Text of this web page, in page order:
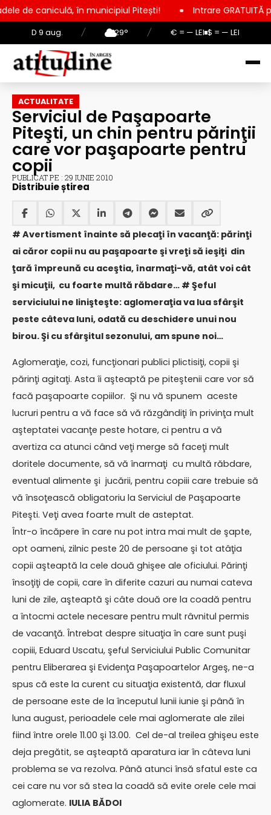
D 9 aug. / 29° / € = — LEI $ = — LEI
în municipiul Pitești! Intrare GRATUITĂ pentru copii,
ACTUALITATE
Serviciul de Paşapoarte
Piteşti, un chin pentru părinţii
care vor paşapoarte pentru
copii
PUBLICAT PE : 29 IUNIE 2010
Distribuie știrea
# Avertisment înainte să plecaţi în vacanţă: părinţi
ai căror copii nu au paşapoarte şi vreţi să ieşiţi din
ţară împreună cu aceştia, înarmaţi-vă, atât voi cât
şi micuţii, cu foarte multă răbdare… # Şeful
serviciului ne linişteşte: aglomeraţia va lua sfârşit
peste câteva luni, odată cu deschidere unui nou
birou. Şi cu sfârşitul sezonului, am spune noi…
Aglomeraţie, cozi, funcţionari publici plictisiţi, copii şi
părinţi agitaţi. Asta îi aşteaptă pe piteştenii care vor să
facă paşapoarte copiilor. Şi nu vă spunem aceste
lucruri pentru a vă face să vă răzgândiţi în privinţa mult
aşteptatei vacanţe peste hotare, ci pentru a vă
avertiza ca atunci când veţi merge să faceţi mult
doritele documente, să vă înarmaţi cu multă răbdare,
eventual alimente şi jucării, pentru copiii care trebuie să
vă însoţească obligatoriu la Serviciul de Paşapoarte
Piteşti. Veţi avea foarte mult de asteptat.
Într-o încăpere în care nu pot intra mai mult de şapte,
opt oameni, zilnic peste 20 de persoane şi tot atâţia
copii aşteaptă la cele două ghişee ale oficiului. Părinţi
însoţiţi de copii, care în diferite cazuri au numai cateva
luni de zile, aşteaptă şi câte două ore la coadă pentru
a întocmi actele necesare pentru mult râvnitul permis
de vacanţă. Întrebat despre situaţia în care sunt puşi
copiii, Eduard Uscatu, şeful Serviciului Public Comunitar
pentru Eliberarea şi Evidenţa Paşapoartelor Argeş, ne-a
spus că este la curent cu situaţia existentă, dar fluxul
de persoane este de la începutul lunii iunie şi până în
luna august, perioadele cele mai aglomerate ale zilei
fiind între orele 11.00 şi 13.00. Cel de-al treilea ghişeu este
deja pregătit, se aşteaptă aparatura iar în câteva luni
problema se va rezolva. Până atunci însă sfatul este ca
cei care nu vor să stea la coadă să evite orele cele mai
aglomerate. IULIA BĂDOI